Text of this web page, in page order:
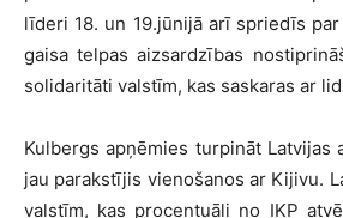
līderi 18. un 19.jūnijā arī spriedīs
gaisa telpas aizsardzības
solidaritāti valstīm, kas saskaras ar
Kulbergs apņēmies turpināt Latvijas
jau parakstījis vienošanos ar Kijivu.
valstīm, kas procentuāli no IKP